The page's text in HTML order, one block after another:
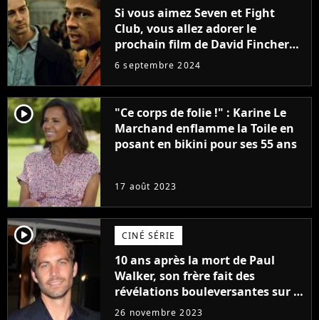
Si vous aimez Seven et Fight
Club, vous allez adorer le
prochain film de David Fincher
avec lequel il se réinvente
complètement
6 septembre 2024
player2
"Ce corps de folie !" : Karine Le
Marchand enflamme la Toile en
posant en bikini pour ses 55 ans
17 août 2023
player2 CINÉ SÉRIE
10 ans après la mort de Paul
Walker, son frère fait des
révélations bouleversantes sur la
réaction des acteurs de Fast and
26 novembre 2023